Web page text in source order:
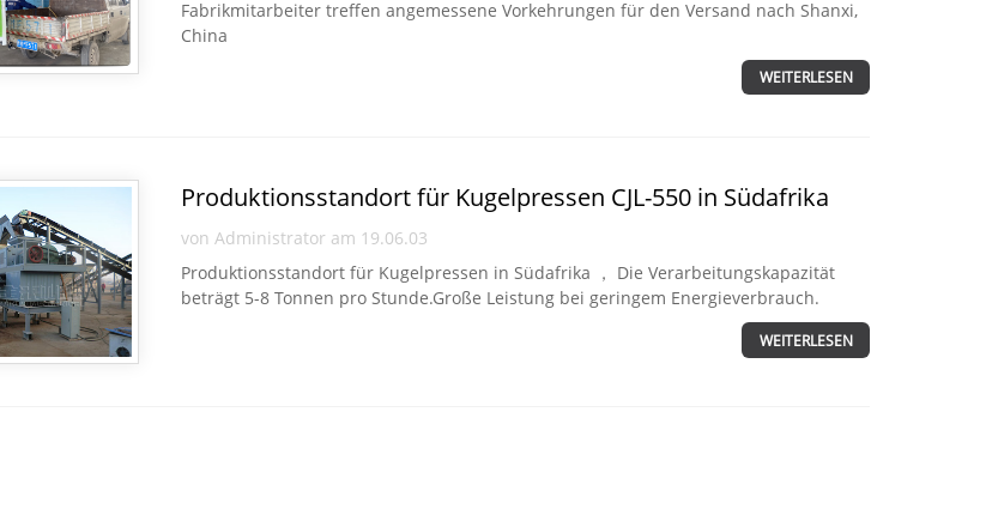
Fabrikmitarbeiter treffen angemessene Vorkehrungen für den Versand nach Shanxi,
China
WEITERLESEN
Produktionsstandort für Kugelpressen CJL-550 in Südafrika
von Administrator am 19.06.03
Produktionsstandort für Kugelpressen in Südafrika ， Die Verarbeitungskapazität
beträgt 5-8 Tonnen pro Stunde.Große Leistung bei geringem Energieverbrauch.
WEITERLESEN